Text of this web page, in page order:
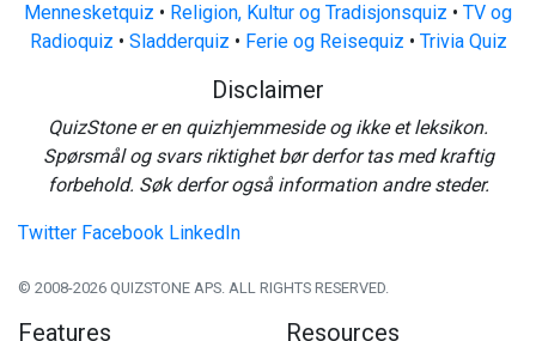
Mennesketquiz • Religion, Kultur og Tradisjonsquiz • TV og
Radioquiz • Sladderquiz • Ferie og Reisequiz • Trivia Quiz
Disclaimer
QuizStone er en quizhjemmeside og ikke et leksikon.
Spørsmål og svars riktighet bør derfor tas med kraftig
forbehold. Søk derfor også information andre steder.
Twitter Facebook LinkedIn
© 2008-2026 QUIZSTONE APS. ALL RIGHTS RESERVED.
Features Resources